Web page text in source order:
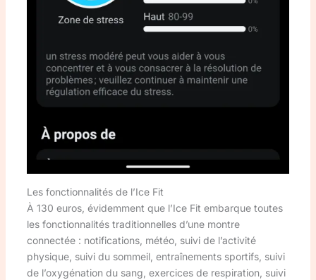
Les fonctionnalités de l’Ice Fit
À 130 euros, évidemment que l’Ice Fit embarque toutes
les fonctionnalités traditionnelles d’une montre
connectée : notifications, météo, suivi de l’activité
physique, suivi du sommeil, entraînements sportifs, suivi
de l’oxygénation du sang, exercices de respiration, suivi